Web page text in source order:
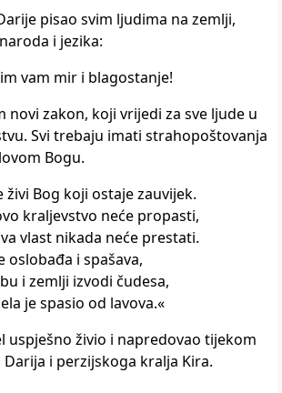
pisao svim ljudima na zemlji,
i jezika:
vam mir i blagostanje!
novi zakon, koji vrijedi za sve ljude u
Svi trebaju imati strahopoštovanja
Bogu.
živi Bog koji ostaje zauvijek.
kraljevstvo neće propasti,
vlast nikada neće prestati.
oslobađa i spašava,
i zemlji izvodi čudesa,
je spasio od lavova.«
uspješno živio i napredovao tijekom
i perzijskoga kralja Kira.